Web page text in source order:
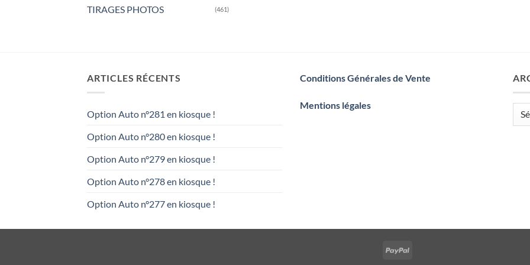
TIRAGES PHOTOS (461)
ARTICLES RÉCENTS
Option Auto n°281 en kiosque !
Option Auto n°280 en kiosque !
Option Auto n°279 en kiosque !
Option Auto n°278 en kiosque !
Option Auto n°277 en kiosque !
Conditions Générales de Vente
Mentions légales
PayPal